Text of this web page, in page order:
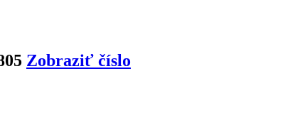
Zobraziť číslo